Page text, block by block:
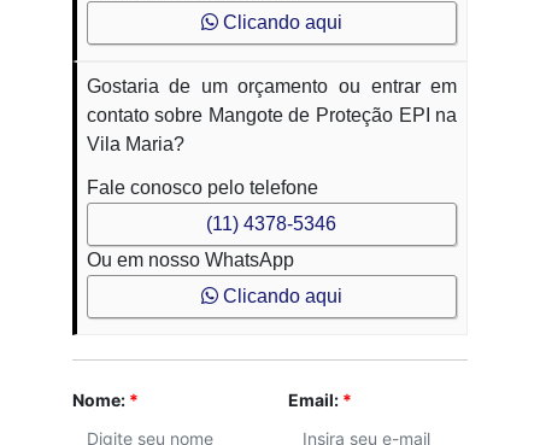
Clicando aqui
Gostaria de um orçamento ou entrar em
contato sobre Mangote de Proteção EPI na
Vila Maria?
Fale conosco pelo telefone
(11) 4378-5346
Ou em nosso WhatsApp
Clicando aqui
Nome: * Email: *